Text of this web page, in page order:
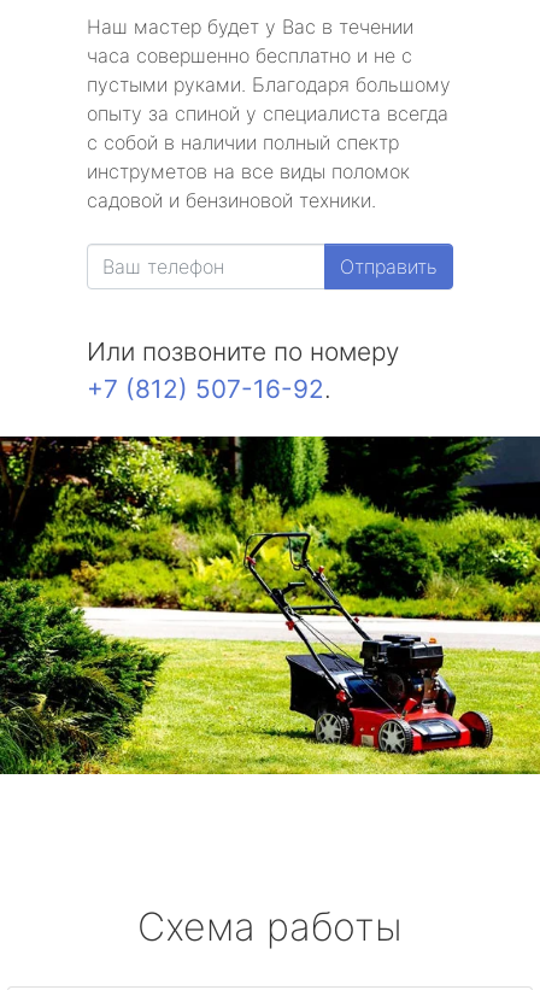
Наш мастер будет у Вас в течении
часа совершенно бесплатно и не с
пустыми руками. Благодаря большому
опыту за спиной у специалиста всегда
с собой в наличии полный спектр
инструметов на все виды поломок
садовой и бензиновой техники.
Отправить
Или позвоните по номеру
+7 (812) 507-16-92.
Схема работы